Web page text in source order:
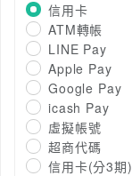
信用卡
ATM轉帳
LINE Pay
Apple Pay
Google Pay
icash Pay
虛擬帳號
超商代碼
信用卡(分3期)